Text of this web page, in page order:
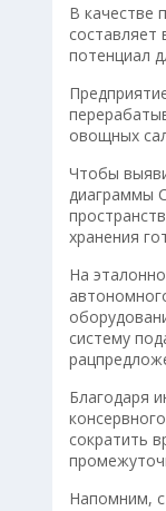
В качестве
потенциал
овощных
Чтобы
диаграммы
хранения
На
систему
Благодаря
сократить
Напомним, с